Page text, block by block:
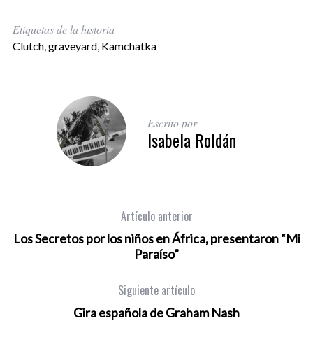
Etiquetas de la historia
Clutch,graveyard, Kamchatka
Escrito por
Isabela Roldán
Artículo anterior
Los Secretos por los niños en África, presentaron “Mi
Paraíso”
Siguiente artículo
Gira española de Graham Nash